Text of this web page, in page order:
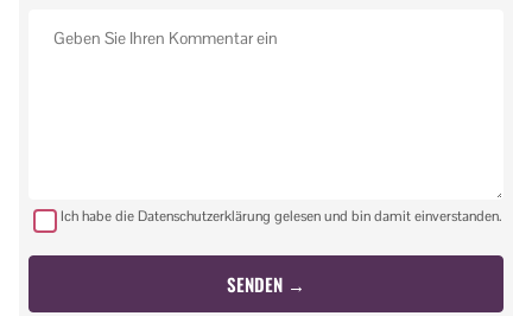
Ich habe die Datenschutzerklärung gelesen und bin damit einverstanden.